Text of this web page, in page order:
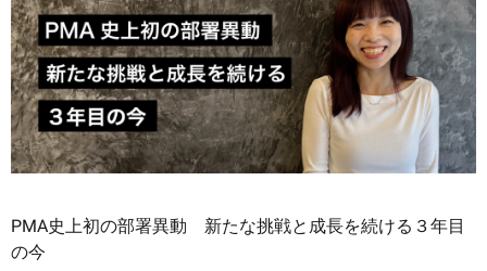
PMA史上初の部署異動 新たな挑戦と成長を続ける３年目
の今